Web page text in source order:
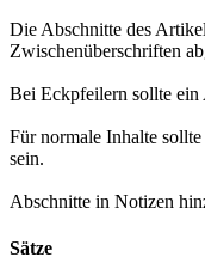
Die Abschnitte des
Zwischenüberschriften
Bei Eckpfeilern sollte ein
Für normale Inhalte
sein.
Abschnitte in Notizen
Sätze